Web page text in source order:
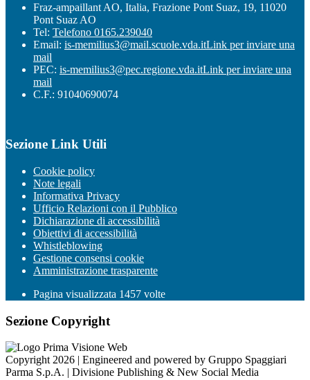
Fraz-ampaillant AO, Italia, Frazione Pont Suaz, 19, 11020
Pont Suaz AO
Tel: Telefono 0165.239040
Email: is-memilius3@mail.scuole.vda.itLink per inviare una
mail
PEC: is-memilius3@pec.regione.vda.itLink per inviare una
mail
C.F.: 91040690074
Sezione Link Utili
Cookie policy
Note legali
Informativa Privacy
Ufficio Relazioni con il Pubblico
Dichiarazione di accessibilità
Obiettivi di accessibilità
Whistleblowing
Gestione consensi cookie
Amministrazione trasparente
Pagina visualizzata 1457 volte
Sezione Copyright
Copyright 2026 | Engineered and powered by Gruppo Spaggiari
Parma S.p.A. | Divisione Publishing & New Social Media